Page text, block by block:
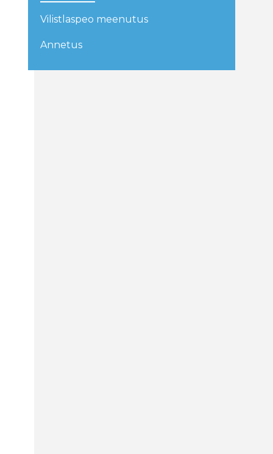
Vilistlaspeo meenutus
Annetus